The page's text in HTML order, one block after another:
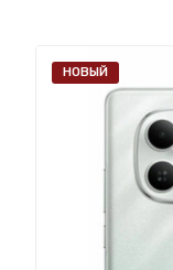
НОВЫЙ